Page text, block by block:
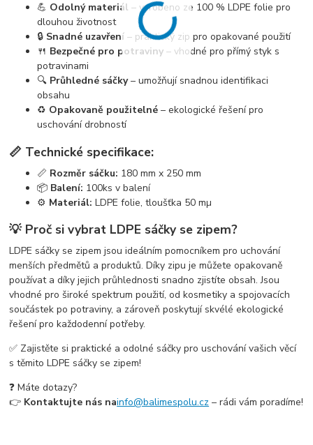
💪 Odolný materiál – vyrobeno ze 100 % LDPE folie pro
dlouhou životnost
🔒 Snadné uzavření – praktický zip pro opakované použití
🍴 Bezpečné pro potraviny – vhodné pro přímý styk s
potravinami
🔍 Průhledné sáčky– umožňují snadnou identifikaci
obsahu
♻️ Opakovaně použitelné – ekologické řešení pro
uschování drobností
📏 Technické specifikace:
📏 Rozměr sáčku: 180 mm x 250 mm
📦 Balení: 100ks v balení
⚙️ Materiál: LDPE folie, tloušťka 50 mµ
💡 Proč si vybrat LDPE sáčky se zipem?
LDPE sáčky se zipem jsou ideálním pomocníkem pro uchování
menších předmětů a produktů. Díky zipu je můžete opakovaně
používat a díky jejich průhlednosti snadno zjistíte obsah. Jsou
vhodné pro široké spektrum použití, od kosmetiky a spojovacích
součástek po potraviny, a zároveň poskytují skvélé ekologické
řešení pro každodenní potřeby.
✅ Zajistěte si praktické a odolné sáčky pro uschování vašich věcí
s těmito LDPE sáčky se zipem!
❓ Máte dotazy?
👉 Kontaktujte nás nainfo@balimespolu.cz – rádi vám poradíme!